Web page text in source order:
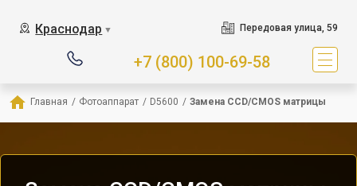
Краснодар ▼ Передовая улица, 59
+7 (800) 100-69-58
Главная / Фотоаппарат / D5600 / Замена CCD/CMOS матрицы